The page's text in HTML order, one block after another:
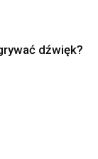
dźwięk?